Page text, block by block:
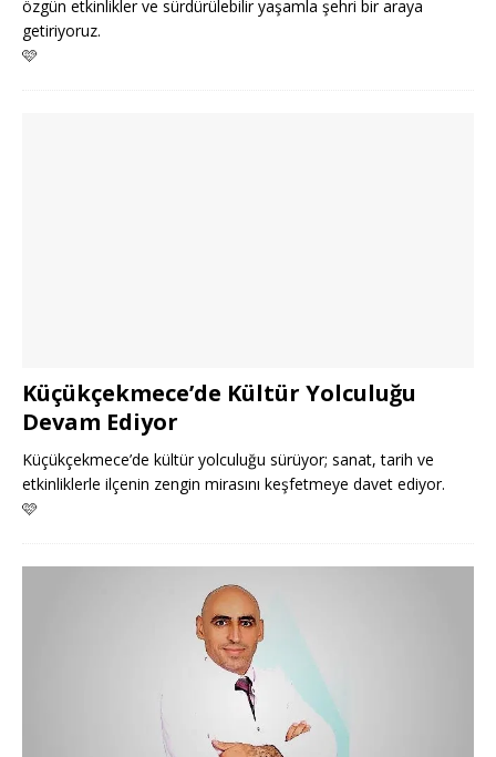
özgün etkinlikler ve sürdürülebilir yaşamla şehri bir araya
getiriyoruz.
🩷
Küçükçekmece’de Kültür Yolculuğu
Devam Ediyor
Küçükçekmece’de kültür yolculuğu sürüyor; sanat, tarih ve
etkinliklerle ilçenin zengin mirasını keşfetmeye davet ediyor.
🩷